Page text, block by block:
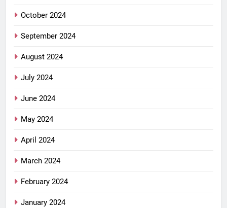
October 2024
September 2024
August 2024
July 2024
June 2024
May 2024
April 2024
March 2024
February 2024
January 2024